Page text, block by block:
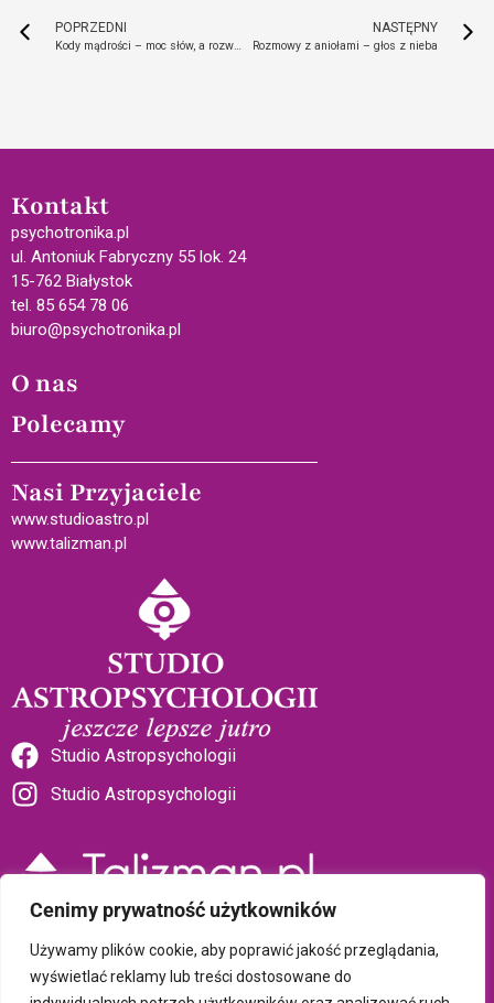
Cenimy prywatność użytkowników
Używamy plików cookie, aby poprawić jakość przeglądania,
wyświetlać reklamy lub treści dostosowane do
POPRZEDNI
Kody mądrości – moc słów, a rozwój osobisty
NASTĘPNY
Rozmowy z aniołami – głos z nieba
Kontakt
psychotronika.pl
ul. Antoniuk Fabryczny 55 lok. 24
15-762 Białystok
tel. 85 654 78 06
biuro@psychotronika.pl
O nas
Polecamy
Nasi Przyjaciele
www.studioastro.pl
www.talizman.pl
Studio Astropsychologii
Studio Astropsychologii
Sklep Talizman